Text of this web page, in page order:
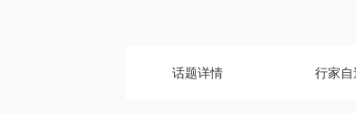
话题详情 行家自